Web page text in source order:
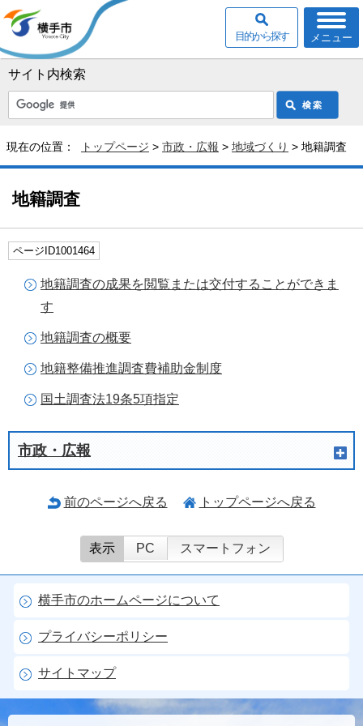
サイト内検索
メニュー
目的から探す
現在の位置： トップページ > 市政・広報 > 地域づくり > 地籍調査
地籍調査
ページID1001464
地籍調査の成果を閲覧または交付することができま
す
地籍調査の概要
地籍整備推進調査費補助金制度
国土調査法19条5項指定
市政・広報
前のページへ戻る トップページへ戻る
表示 PC スマートフォン
横手市のホームページについて
プライバシーポリシー
サイトマップ